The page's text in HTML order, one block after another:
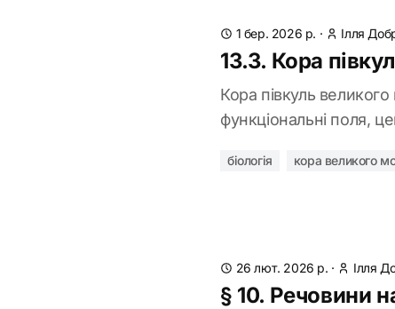
1 бер. 2026 р. · Ілля
13.3. Кора
Кора півкуль
функціональні поля,
біологія кора великого
26 лют. 2026 р. · Ілля
§ 10. Речовини